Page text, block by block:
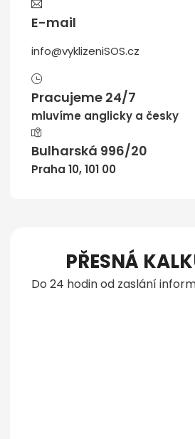
E-mail
info@vyklizeniSOS.cz
Pracujeme 24/7
mluvíme anglicky a česky
Bulharská 996/20
Praha 10, 101 00
PŘESNÁ
Do 24 hodin od zaslání